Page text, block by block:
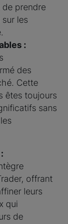
prendre
les
:
des
Cette
êtes toujours
sans
offrant
leurs
qui
de